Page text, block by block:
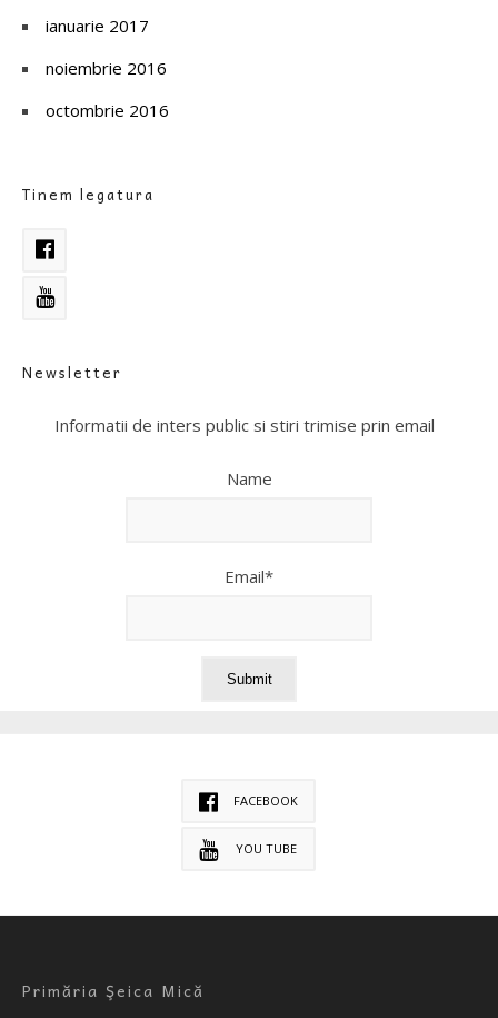
ianuarie 2017
noiembrie 2016
octombrie 2016
Tinem legatura
Newsletter
Informatii de inters public si stiri trimise prin email
Name
Email*
FACEBOOK
YOU TUBE
Primăria Şeica Mică